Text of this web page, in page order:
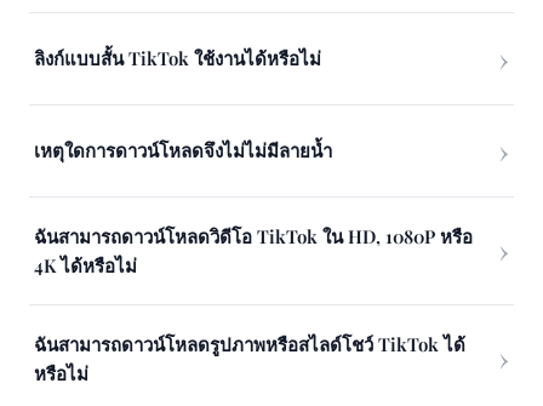
ลิงก์แบบสั้น TikTok ใช้งานได้หรือไม่
เหตุใดการดาวน์โหลดจึงไม่ไม่มีลายน้ำ
ฉันสามารถดาวน์โหลดวิดีโอ TikTok ใน HD, 1080P หรือ
4K ได้หรือไม่
ฉันสามารถดาวน์โหลดรูปภาพหรือสไลด์โชว์ TikTok ได้
หรือไม่